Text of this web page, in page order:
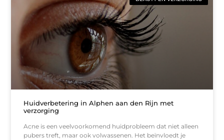
Huidverbetering in Alphen aan den Rijn met
verzorging
Acne is een veelvoorkomend huidprobleem dat niet alleen
pubers treft, maar ook volwassenen. Het beïnvloedt je